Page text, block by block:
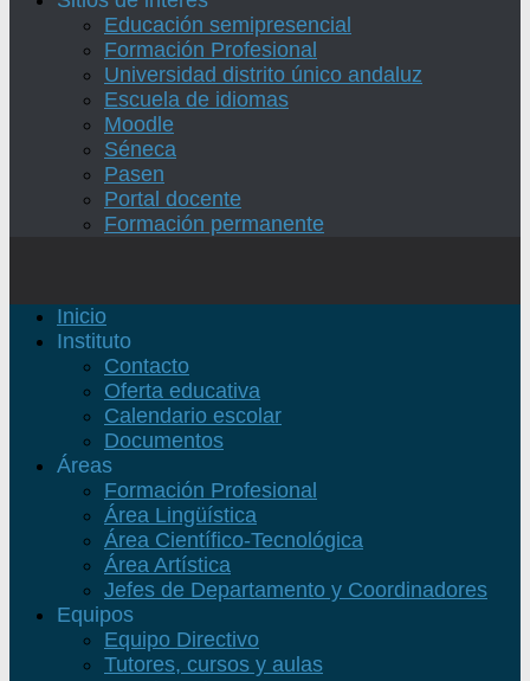
Educación semipresencial
Formación Profesional
Universidad distrito único andaluz
Escuela de idiomas
Moodle
Séneca
Pasen
Portal docente
Formación permanente
Inicio
Instituto
Contacto
Oferta educativa
Calendario escolar
Documentos
Áreas
Formación Profesional
Área Lingüística
Área Científico-Tecnológica
Área Artística
Jefes de Departamento y Coordinadores
Equipos
Equipo Directivo
Tutores, cursos y aulas